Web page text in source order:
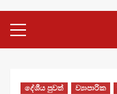
Menu
දේශීය පුවත් ව්‍යාපාරික